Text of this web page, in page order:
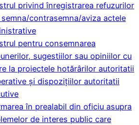
privind înregistrarea refuzurilor
contrasemna/aviza actele
pentru consemnarea
sugestiilor sau opiniilor cu
la proiectele hotărârilor autoritatii
și dispozițiilor autoritatii
în prealabil din oficiu asupra
de interes public care